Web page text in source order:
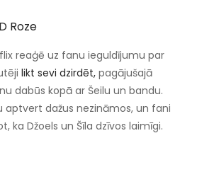
Roze
reaģē uz fanu ieguldījumu par
likt sevi dzirdēt, pagājušajā
dabūs kopā ar Šeilu un bandu.
dažus nezināmos, un fani
ka Džoels un Šīla dzīvos laimīgi.